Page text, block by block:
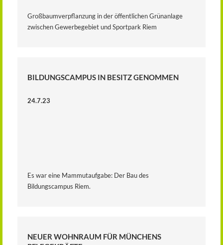
Großbaumverpflanzung in der öffentlichen Grünanlage
zwischen Gewerbegebiet und Sportpark Riem
BILDUNGSCAMPUS IN BESITZ GENOMMEN
24.7.23
Es war eine Mammutaufgabe: Der Bau des
Bildungscampus Riem.
NEUER WOHNRAUM FÜR MÜNCHENS